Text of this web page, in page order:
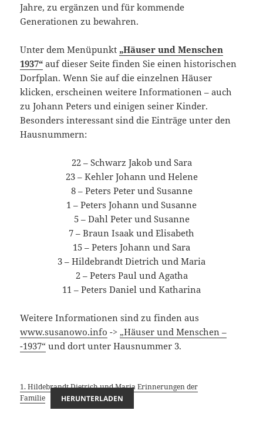
Jahre, zu ergänzen und für kommende
Generationen zu bewahren.
Unter dem Menüpunkt „Häuser und Menschen
1937“ auf dieser Seite finden Sie einen historischen
Dorfplan. Wenn Sie auf die einzelnen Häuser
klicken, erscheinen weitere Informationen – auch
zu Johann Peters und einigen seiner Kinder.
Besonders interessant sind die Einträge unter den
Hausnummern:
22 – Schwarz Jakob und Sara
23 – Kehler Johann und Helene
8 – Peters Peter und Susanne
1 – Peters Johann und Susanne
5 – Dahl Peter und Susanne
7 – Braun Isaak und Elisabeth
15 – Peters Johann und Sara
3 – Hildebrandt Dietrich und Maria
2 – Peters Paul und Agatha
11 – Peters Daniel und Katharina
Weitere Informationen sind zu finden aus
www.susanowo.info -> „Häuser und Menschen –
-1937“ und dort unter Hausnummer 3.
1. Hildebrandt Dietrich und Maria Erinnerungen der
Familie
HERUNTERLADEN